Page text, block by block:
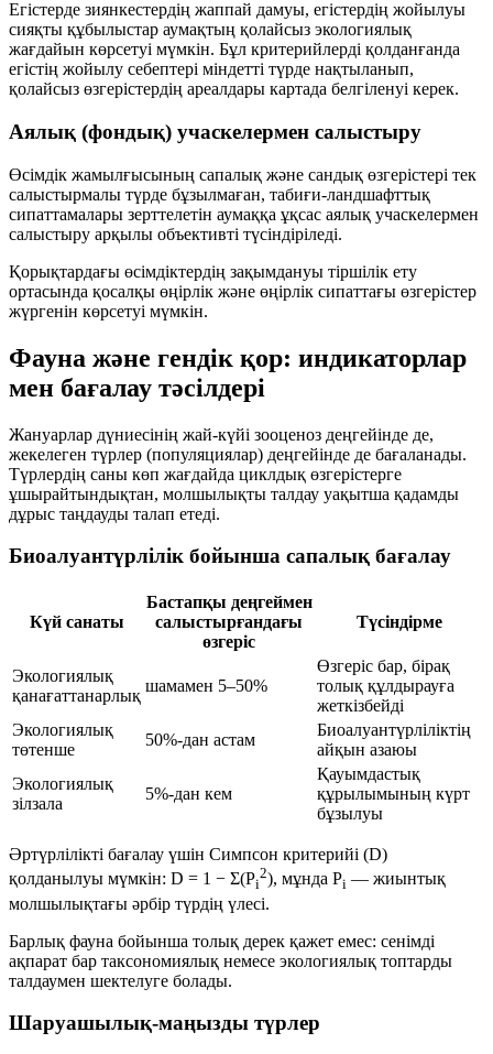
Егістерде зиянкестердің жаппай дамуы, егістердің жойылуы
сияқты құбылыстар аумақтың қолайсыз экологиялық
жағдайын көрсетуі мүмкін. Бұл критерийлерді қолданғанда
егістің жойылу себептері міндетті түрде нақтыланып,
қолайсыз өзгерістердің ареалдары картада белгіленуі керек.
Аялық (фондық) учаскелермен салыстыру
Өсімдік жамылғысының сапалық және сандық өзгерістері тек
салыстырмалы түрде бұзылмаған, табиғи-ландшафттық
сипаттамалары зерттелетін аумаққа ұқсас аялық учаскелермен
салыстыру арқылы объективті түсіндіріледі.
Қорықтардағы өсімдіктердің зақымдануы тіршілік ету
ортасында қосалқы өңірлік және өңірлік сипаттағы өзгерістер
жүргенін көрсетуі мүмкін.
Фауна және гендік қор: индикаторлар
мен бағалау тәсілдері
Жануарлар дүниесінің жай-күйі зооценоз деңгейінде де,
жекелеген түрлер (популяциялар) деңгейінде де бағаланады.
Түрлердің саны көп жағдайда циклдық өзгерістерге
ұшырайтындықтан, молшылықты талдау уақытша қадамды
дұрыс таңдауды талап етеді.
Биоалуантүрлілік бойынша сапалық бағалау
Күй санаты
Бастапқы деңгеймен
салыстырғандағы
өзгеріс
Түсіндірме
Экологиялық
қанағаттанарлық
шамамен 5–50%
Өзгеріс бар, бірақ
толық құлдырауға
жеткізбейді
Экологиялық
төтенше
50%-дан астам
Биоалуантүрліліктің
айқын азаюы
Экологиялық
зілзала
5%-дан кем
Қауымдастық
құрылымының күрт
бұзылуы
Әртүрлілікті бағалау үшін Симпсон критерийі (D)
қолданылуы мүмкін: D = 1 − Σ(Pi
2), мұнда Pi — жиынтық
молшылықтағы әрбір түрдің үлесі.
Барлық фауна бойынша толық дерек қажет емес: сенімді
ақпарат бар таксономиялық немесе экологиялық топтарды
талдаумен шектелуге болады.
Шаруашылық-маңызды түрлер